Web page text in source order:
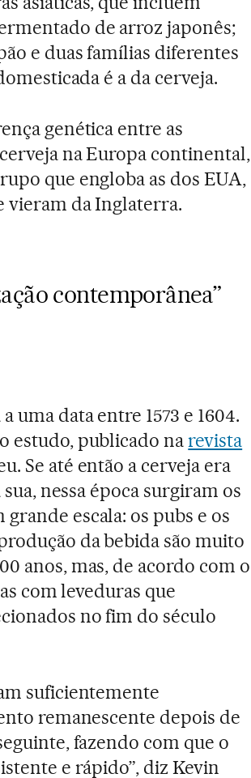
de arroz japonês;
e duas famílias diferentes
é a da cerveja.
genética entre as
na Europa continental,
que engloba as dos EUA,
vieram da Inglaterra.
contemporânea”
uma data entre 1573 e 1604.
estudo, publicado narevista
Se até então a cerveja era
nessa época surgiram os
escala: os pubs e os
da bebida são muito
anos, mas, de acordo com o
com leveduras que
no fim do século
suficientemente
remanescente depois de
fazendo com que o
e rápido”, diz Kevin